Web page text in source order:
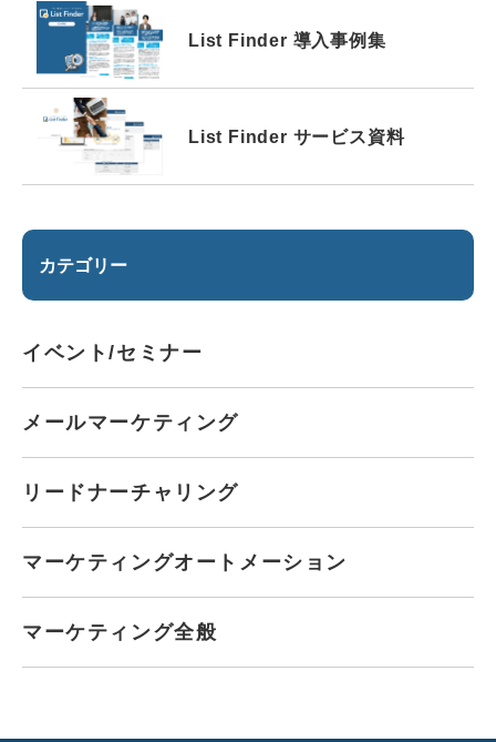
List Finder 導入事例集
List Finder サービス資料
カテゴリー
イベント/セミナー
メールマーケティング
リードナーチャリング
マーケティングオートメーション
マーケティング全般